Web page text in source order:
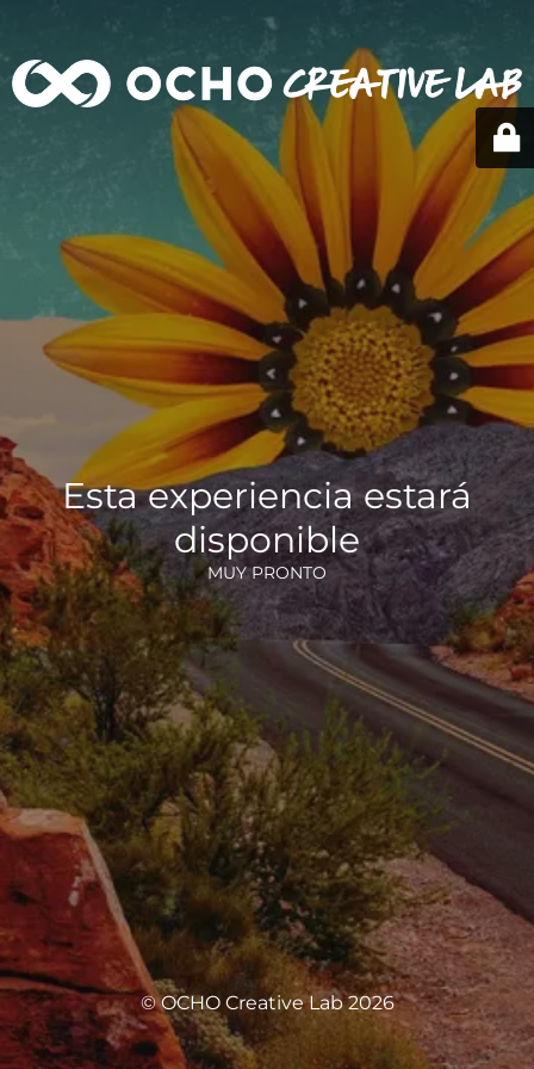
Esta experiencia estará
disponible
MUY PRONTO
© OCHO Creative Lab 2026